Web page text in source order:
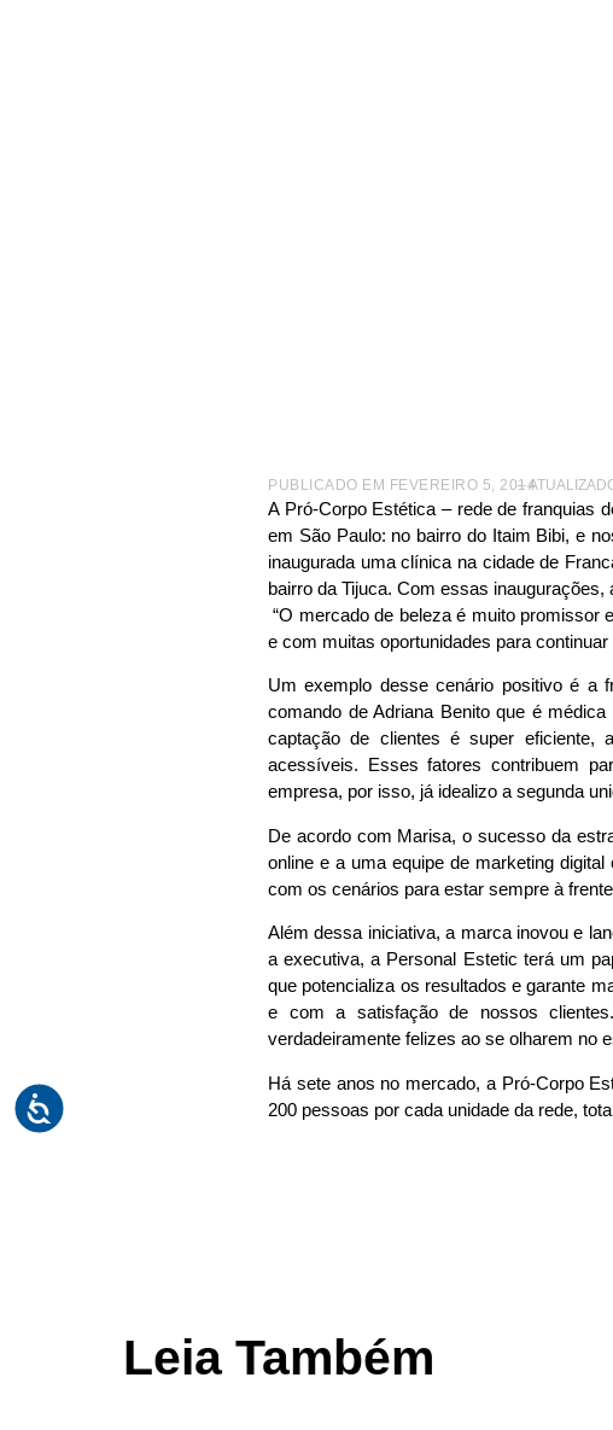
PUBLICADO EM FEVEREIRO 5, 2014
–
A Pró-Corpo Estética – rede de franquias
em São Paulo: no bairro do Itaim Bibi, e
inaugurada uma clínica na cidade de
bairro da Tijuca. Com essas
“O mercado de beleza é muito promissor
e com muitas oportunidades para
Um exemplo desse cenário positivo é a
comando de Adriana Benito que é
captação de clientes é super eficiente,
acessíveis. Esses fatores contribuem
empresa, por isso, já idealizo a segunda
De acordo com Marisa, o sucesso da
online e a uma equipe de marketing
com os cenários para estar sempre à
Além dessa iniciativa, a marca inovou e
a executiva, a Personal Estetic terá um
que potencializa os resultados e garante
e com a satisfação de nossos
verdadeiramente felizes ao se olharem no
Há sete anos no mercado, a Pró-Corpo
200 pessoas por cada unidade da rede,
Leia Também